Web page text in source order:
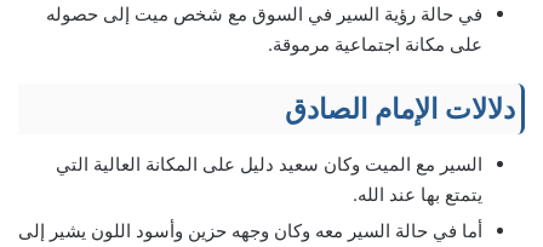
في حالة رؤية السير في السوق مع شخص ميت إلى حصوله
على مكانة اجتماعية مرموقة.
دلالات الإمام الصادق
السير مع الميت وكان سعيد دليل على المكانة العالية التي
يتمتع بها عند الله.
أما في حالة السير معه وكان وجهه حزين وأسود اللون يشير إلى